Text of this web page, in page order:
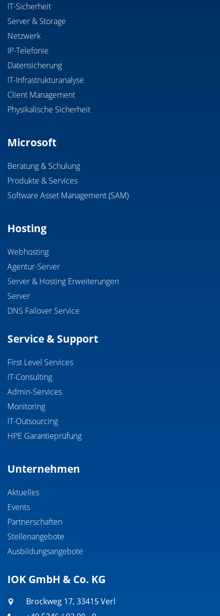
IT-Sicherheit
Server & Storage
Netzwerk
IP-Telefonie
Datensicherung
IT-Infrastrukturanalyse
Client Management
Physikalische Sicherheit
Microsoft
Beratung & Schulung
Produkte & Services
Software Asset Management (SAM)
Hosting
Webhosting
Agentur-Server
Server & Hosting Erweiterungen
Server
DNS Failover Service
Service & Support
First Level Services
IT-Consulting
Admin-Services
Monitoring
IT-Outsourcing
HPE Garantieprüfung
Unternehmen
Aktuelles
Events
Partnerschaften
Stellenangebote
Ausbildungsangebote
IOK GmbH & Co. KG
Brockweg 17, 33415 Verl